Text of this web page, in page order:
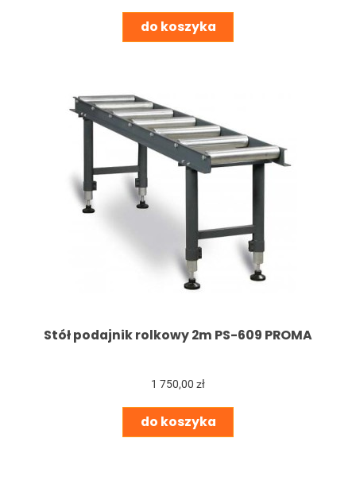
do koszyka
Stół podajnik rolkowy 2m PS-609 PROMA
1 750,00 zł
do koszyka